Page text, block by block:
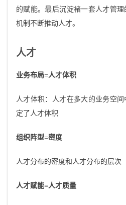
的赋能。最后沉淀褚一套人才管
机制不断推动人才。
人才
业务布局=人才体积
人才体积：人才在多大的业务空
定了人才体积
组织阵型=密度
人才分布的密度和人才分布的层次
人才赋能=人才质量